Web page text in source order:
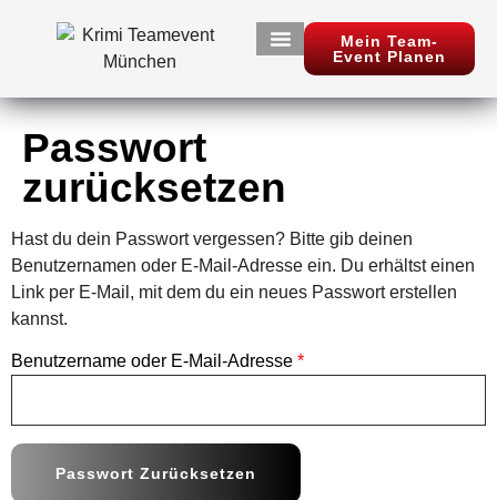
Mein Team-
Event Planen
Passwort
zurücksetzen
Hast du dein Passwort vergessen? Bitte gib deinen
Benutzernamen oder E-Mail-Adresse ein. Du erhältst einen
Link per E-Mail, mit dem du ein neues Passwort erstellen
kannst.
Benutzername oder E-Mail-Adresse *